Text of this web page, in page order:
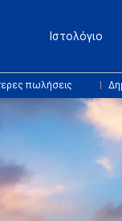
Ιστολόγιο
πωλήσεις